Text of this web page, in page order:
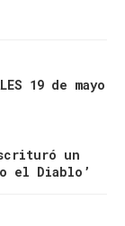
19 de mayo
un
el Diablo’